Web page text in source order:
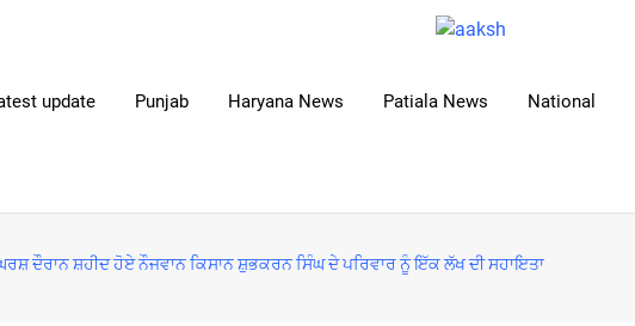
update Punjab Haryana News Patiala News National
ਦੌਰਾਨ ਸ਼ਹੀਦ ਹੋਏ ਨੌਜਵਾਨ ਕਿਸਾਨ ਸ਼ੁਭਕਰਨ ਸਿੰਘ ਦੇ ਪਰਿਵਾਰ ਨੂੰ ਇੱਕ ਲੱਖ ਦੀ ਸਹਾਇਤਾ